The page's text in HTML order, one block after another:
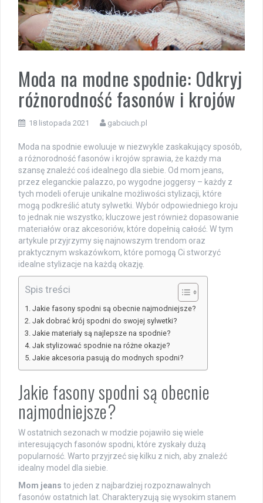
Moda na modne spodnie: Odkryj
różnorodność fasonów i krojów
18 listopada 2021 gabciuch.pl
Moda na spodnie ewoluuje w niezwykle zaskakujący sposób,
a różnorodność fasonów i krojów sprawia, że każdy ma
szansę znaleźć coś idealnego dla siebie. Od mom jeans,
przez eleganckie palazzo, po wygodne joggersy – każdy z
tych modeli oferuje unikalne możliwości stylizacji, które
mogą podkreślić atuty sylwetki. Wybór odpowiedniego kroju
to jednak nie wszystko; kluczowe jest również dopasowanie
materiałów oraz akcesoriów, które dopełnią całość. W tym
artykule przyjrzymy się najnowszym trendom oraz
praktycznym wskazówkom, które pomogą Ci stworzyć
idealne stylizacje na każdą okazję.
Spis treści
Jakie fasony spodni są obecnie najmodniejsze?
Jak dobrać krój spodni do swojej sylwetki?
Jakie materiały są najlepsze na spodnie?
Jak stylizować spodnie na różne okazje?
Jakie akcesoria pasują do modnych spodni?
Jakie fasony spodni są obecnie
najmodniejsze?
W ostatnich sezonach w modzie pojawiło się wiele
interesujących fasonów spodni, które zyskały dużą
popularność. Warto przyjrzeć się kilku z nich, aby znaleźć
idealny model dla siebie.
Mom jeans to jeden z najbardziej rozpoznawalnych
fasonów ostatnich lat. Charakteryzują się wysokim stanem